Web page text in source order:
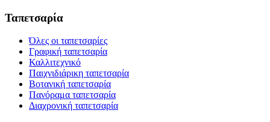
Ταπετσαρία
Όλες οι ταπετσαρίες
Γραφική ταπετσαρία
Καλλιτεχνικό
Παιχνιδιάρικη ταπετσαρία
Βοτανική ταπετσαρία
Πανόραμα ταπετσαρία
Διαχρονική ταπετσαρία